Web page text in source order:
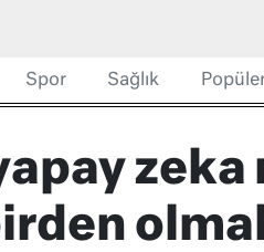
Spor Sağlık
zeka